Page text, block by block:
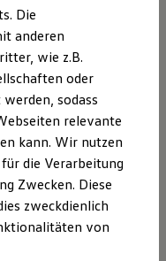
Sie den
Die
anderen
wie z.B.
oder
sodass
relevante
kann. Wir nutzen
die Verarbeitung
Zwecken. Diese
zweckdienlich
von